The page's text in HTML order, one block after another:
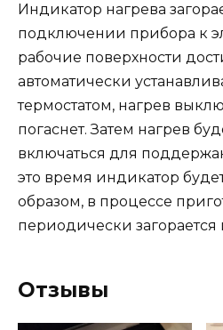
Индикатор нагрева
подключении прибора к
рабочие поверхности
автоматически
термостатом, нагрев
погаснет. Затем нагрев
включаться для
это время индикатор
образом, в процессе
периодически загорается
Отзывы